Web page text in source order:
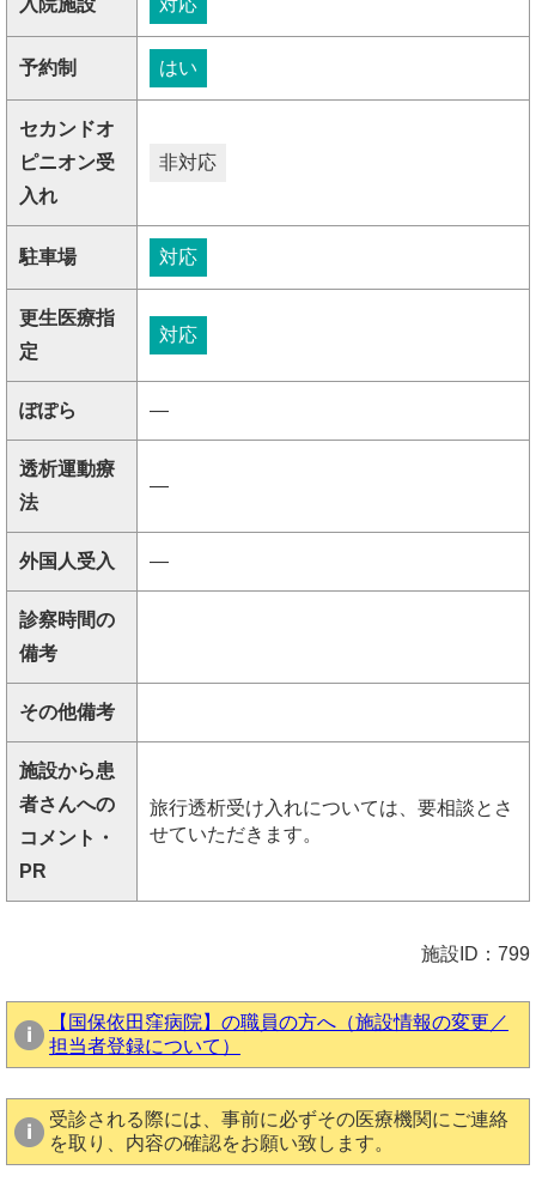
入院施設 対応
予約制 はい
セカンドオ
ピニオン受
入れ
非対応
駐車場 対応
更生医療指
定
対応
ぽぽら ―
透析運動療
法
―
外国人受入 ―
診察時間の
備考
その他備考
施設から患
者さんへの
コメント・
PR
旅行透析受け入れについては、要相談とさ
せていただきます。
施設ID：799
【国保依田窪病院】の職員の方へ（施設情報の変更／
担当者登録について）
受診される際には、事前に必ずその医療機関にご連絡
を取り、内容の確認をお願い致します。